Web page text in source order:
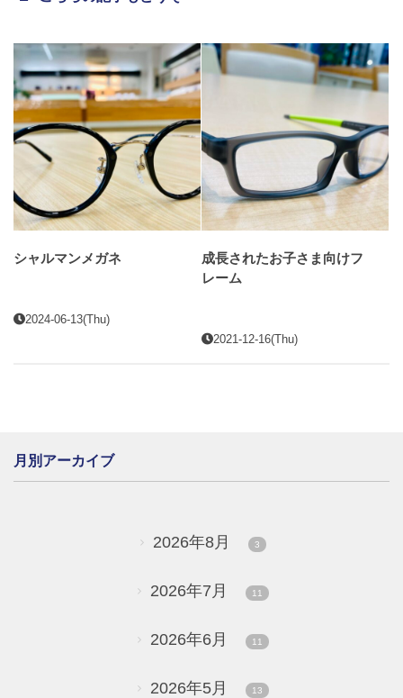
シャルマンメガネ
2024-06-13(Thu)
成長されたお子さま向けフ
レーム
2021-12-16(Thu)
月別アーカイブ
2026年8月 3
2026年7月 11
2026年6月 11
2026年5月 13